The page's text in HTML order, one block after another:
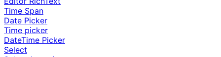
Time Span
Date Picker
Time picker
DateTime Picker
Select